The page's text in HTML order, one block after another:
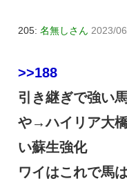
205: 名無しさん 2023/
>>188
引き継ぎで強い
や→ハイリア大
い蘇生強化
ワイはこれで馬